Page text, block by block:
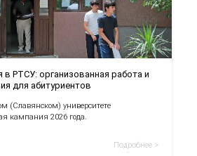
в РТСУ: организованная работа и
для абитуриентов
(Славянском) университете
кампания 2026 года.
Подробнее >